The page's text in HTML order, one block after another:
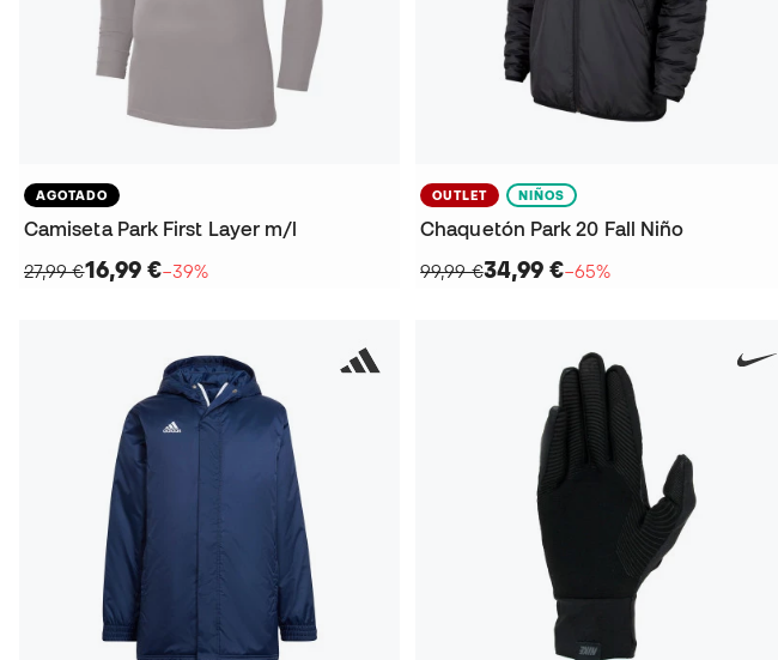
AGOTADO
Camiseta Park First Layer m/l
27,99 €16,99 €−39%
OUTLET NIÑOS
Chaquetón Park 20 Fall Niño
99,99 €34,99 €−65%